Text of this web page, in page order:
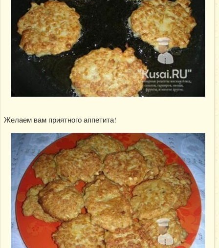
Желаем вам приятного аппетита!